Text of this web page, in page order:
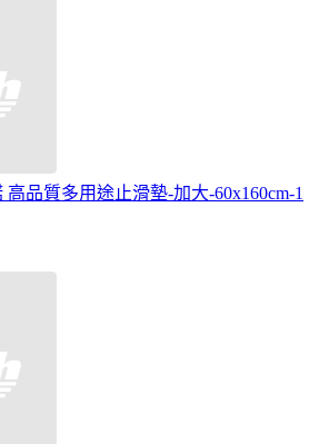
品質多用途止滑墊-加大-60x160cm-1